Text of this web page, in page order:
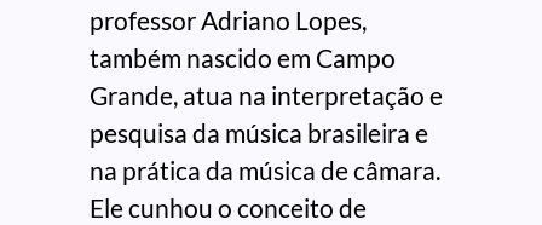
professor Adriano Lopes,
também nascido em Campo
Grande, atua na interpretação e
pesquisa da música brasileira e
na prática da música de câmara.
Ele cunhou o conceito de